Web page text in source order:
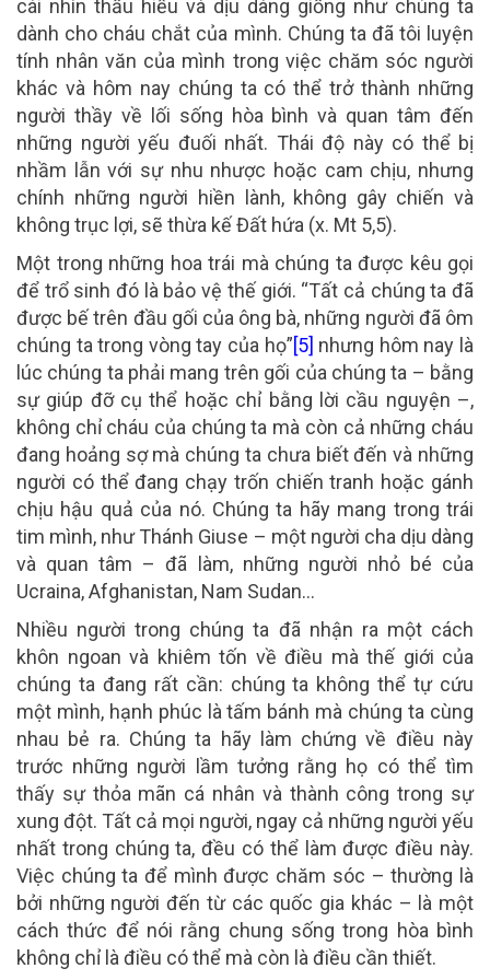
cái nhìn thấu hiểu và dịu dàng giống như chúng ta
dành cho cháu chắt của mình. Chúng ta đã tôi luyện
tính nhân văn của mình trong việc chăm sóc người
khác và hôm nay chúng ta có thể trở thành những
người thầy về lối sống hòa bình và quan tâm đến
những người yếu đuối nhất. Thái độ này có thể bị
nhầm lẫn với sự nhu nhược hoặc cam chịu, nhưng
chính những người hiền lành, không gây chiến và
không trục lợi, sẽ thừa kế Đất hứa (x. Mt 5,5).
Một trong những hoa trái mà chúng ta được kêu gọi
để trổ sinh đó là bảo vệ thế giới. “Tất cả chúng ta đã
được bế trên đầu gối của ông bà, những người đã ôm
chúng ta trong vòng tay của họ”[5] nhưng hôm nay là
lúc chúng ta phải mang trên gối của chúng ta – bằng
sự giúp đỡ cụ thể hoặc chỉ bằng lời cầu nguyện –,
không chỉ cháu của chúng ta mà còn cả những cháu
đang hoảng sợ mà chúng ta chưa biết đến và những
người có thể đang chạy trốn chiến tranh hoặc gánh
chịu hậu quả của nó. Chúng ta hãy mang trong trái
tim mình, như Thánh Giuse – một người cha dịu dàng
và quan tâm – đã làm, những người nhỏ bé của
Ucraina, Afghanistan, Nam Sudan…
Nhiều người trong chúng ta đã nhận ra một cách
khôn ngoan và khiêm tốn về điều mà thế giới của
chúng ta đang rất cần: chúng ta không thể tự cứu
một mình, hạnh phúc là tấm bánh mà chúng ta cùng
nhau bẻ ra. Chúng ta hãy làm chứng về điều này
trước những người lầm tưởng rằng họ có thể tìm
thấy sự thỏa mãn cá nhân và thành công trong sự
xung đột. Tất cả mọi người, ngay cả những người yếu
nhất trong chúng ta, đều có thể làm được điều này.
Việc chúng ta để mình được chăm sóc – thường là
bởi những người đến từ các quốc gia khác – là một
cách thức để nói rằng chung sống trong hòa bình
không chỉ là điều có thể mà còn là điều cần thiết.